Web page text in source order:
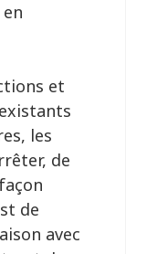
et
les
de
de
avec